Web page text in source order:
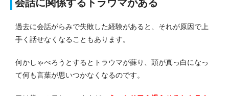
会話に関係するトラウマがある
過去に会話がらみで失敗した経験があると、それが原因で上
手く話せなくなることもあります。
何かしゃべろうとするとトラウマが蘇り、頭が真っ白になっ
て何も言葉が思いつかなくなるのです。